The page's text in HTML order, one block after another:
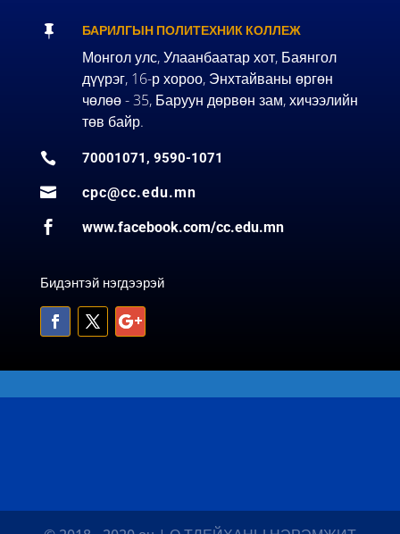
 БАРИЛГЫН ПОЛИТЕХНИК КОЛЛЕЖ
Монгол улс, Улаанбаатар хот, Баянгол
дүүрэг, 16-р хороо, Энхтайваны өргөн
чөлөө - 35, Баруун дөрвөн зам, хичээлийн
төв байр.
 70001071, 9590-1071
 cpc@cc.edu.mn
 www.facebook.com/cc.edu.mn
Бидэнтэй нэгдээрэй